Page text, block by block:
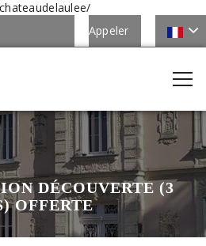
Appeler
DÉCOUVERTE (3
OFFERTE